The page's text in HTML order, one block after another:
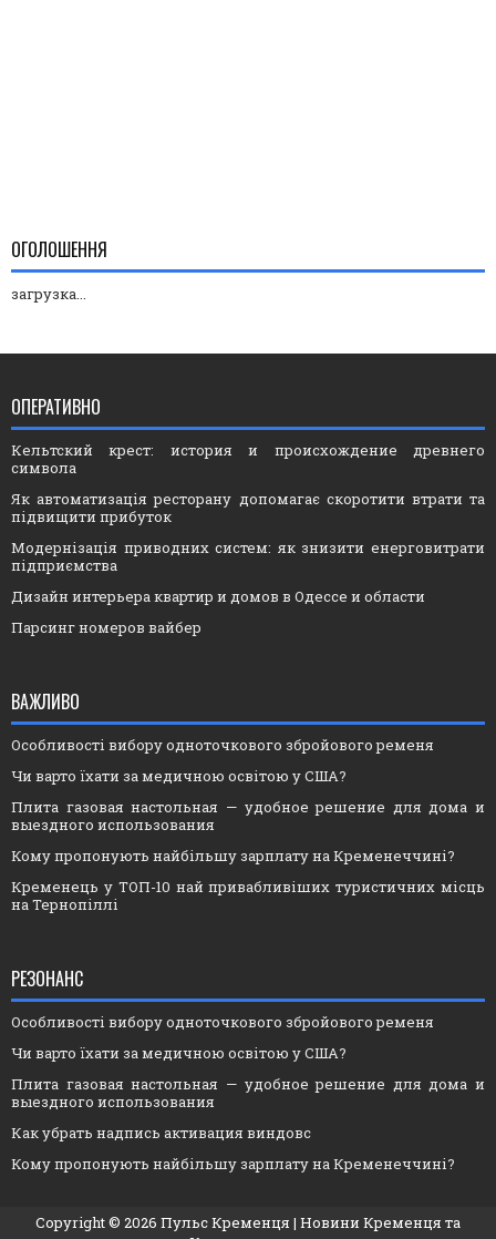
ОГОЛОШЕННЯ
загрузка...
ОПЕРАТИВНО
Кельтский крест: история и происхождение древнего
символа
Як автоматизація ресторану допомагає скоротити втрати та
підвищити прибуток
Модернізація приводних систем: як знизити енерговитрати
підприємства
Дизайн интерьера квартир и домов в Одессе и области
Парсинг номеров вайбер
ВАЖЛИВО
Особливості вибору одноточкового збройового ременя
Чи варто їхати за медичною освітою у США?
Плита газовая настольная — удобное решение для дома и
выездного использования
Кому пропонують найбільшу зарплату на Кременеччині?
Кременець у ТОП-10 най привабливіших туристичних місць
на Тернопіллі
РЕЗОНАНС
Особливості вибору одноточкового збройового ременя
Чи варто їхати за медичною освітою у США?
Плита газовая настольная — удобное решение для дома и
выездного использования
Как убрать надпись активация виндовс
Кому пропонують найбільшу зарплату на Кременеччині?
Copyright © 2026 Пульс Кременця | Новини Кременця та